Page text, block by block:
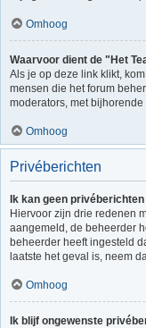
Omhoog
Waarvoor dient de "Het
Als je op deze link klikt,
mensen die het forum
moderators, met
Omhoog
Privéberichten
Ik kan geen
Hiervoor zijn drie redenen
aangemeld, de beheerder
beheerder heeft ingesteld
laatste het geval is, neem
Omhoog
Ik blijf ongewenste